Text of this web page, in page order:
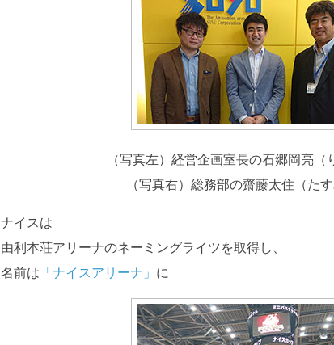
（写真左）経営企画室長の石郷岡亮（
（写真右）総務部の齋藤太住（た
ナイスは
由利本荘アリーナのネーミングライツを取得し、
名前は 「ナイスアリーナ」 に